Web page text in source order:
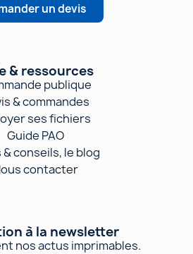
un devis
& ressources
publique
& commandes
ses fichiers
Guide PAO
& conseils, le blog
contacter
à la newsletter
nos actus imprimables.